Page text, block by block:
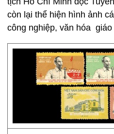
còn lại thể hiện hình ảnh
công nghiệp, văn hóa ­ giáo